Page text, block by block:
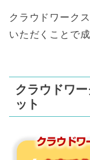
クラウドワーク
いただくことで
クラウドワ
ット